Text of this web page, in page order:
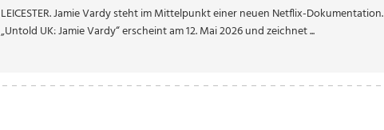
LEICESTER. Jamie Vardy steht im Mittelpunkt einer neuen Netflix-Dokumentation.
„Untold UK: Jamie Vardy“ erscheint am 12. Mai 2026 und zeichnet ...